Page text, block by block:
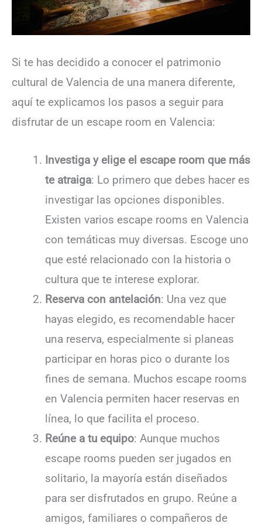
Si te has decidido a conocer el patrimonio
cultural de Valencia de una manera diferente,
aquí te explicamos los pasos a seguir para
disfrutar de un escape room en Valencia:
Investiga y elige el escape room que más
te atraiga: Lo primero que debes hacer es
investigar las opciones disponibles.
Existen varios escape rooms en Valencia
con temáticas muy diversas. Escoge uno
que esté relacionado con la historia o
cultura que te interese explorar.
Reserva con antelación: Una vez que
hayas elegido, es recomendable hacer
una reserva, especialmente si planeas
participar en horas pico o durante los
fines de semana. Muchos escape rooms
en Valencia permiten hacer reservas en
línea, lo que facilita el proceso.
Reúne a tu equipo: Aunque muchos
escape rooms pueden ser jugados en
solitario, la mayoría están diseñados
para ser disfrutados en grupo. Reúne a
amigos, familiares o compañeros de